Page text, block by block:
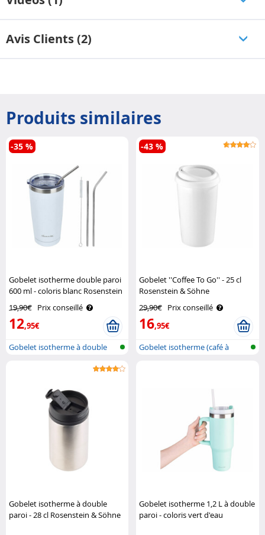
Avis Clients (2)
Produits similaires
Gobelet isotherme double paroi
600 ml - coloris blanc Rosenstein
19,90€ Prix conseillé
12,95€
-35 %
Gobelet isotherme à double
Gobelet ''Coffee To Go'' - 25 cl
Rosenstein & Söhne
29,90€ Prix conseillé
16,95€
-43 %
Gobelet isotherme (café à
Gobelet isotherme à double
paroi - 28 cl Rosenstein & Söhne
Gobelet isotherme 1,2 L à double
paroi - coloris vert d'eau